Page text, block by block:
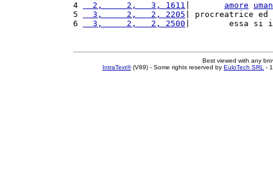
4
  2,     2,   3, 1611
amore
5
  3,     2,   2, 2205
| procreatrice ed
6
  3,     2,   2, 2500
|        essa si
Best viewed with any
IntraText®(V89) - Some rights reserved by EuloTech SRL -